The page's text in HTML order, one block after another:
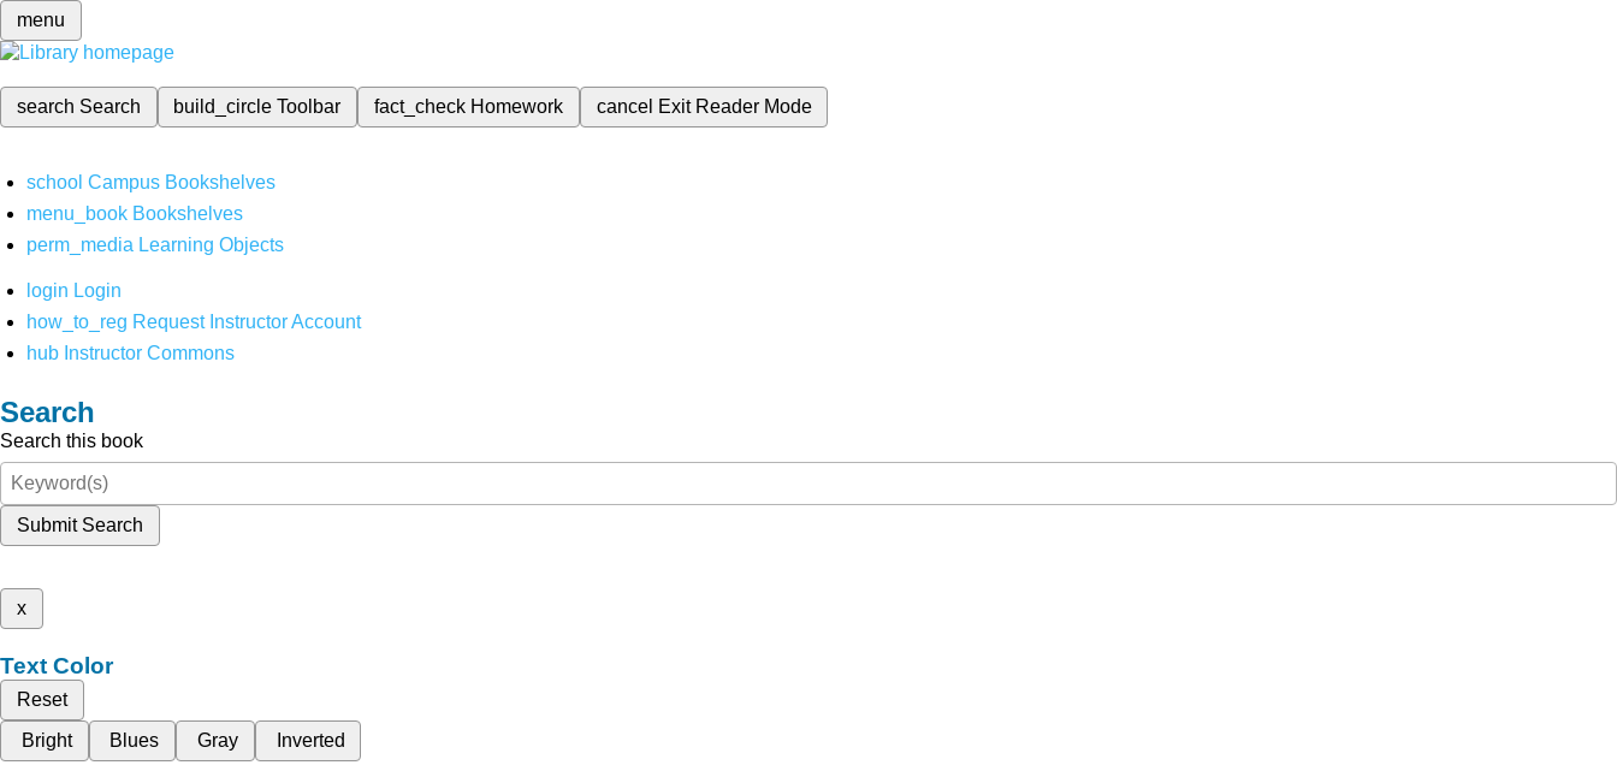
menu
search Search build_circleToolbar fact_check Homework cancel Exit Reader Mode
school Campus Bookshelves
menu_book Bookshelves
perm_media Learning Objects
login Login
how_to_reg Request Instructor Account
hub Instructor Commons
Search
Search this book
Submit Search
x
Text Color
Reset
Bright
Blues Gray Inverted